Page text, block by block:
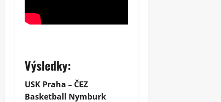
Výsledky:
USK Praha – ČEZ
Basketball Nymburk